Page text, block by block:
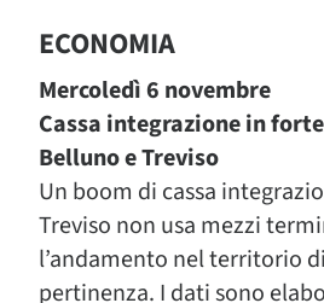
ECONOMIA
Mercoledì 6 novembre
Cassa integrazione in
Belluno e Treviso
Un boom di cassa
Treviso non usa mezzi
l’andamento nel territorio
pertinenza. I dati sono